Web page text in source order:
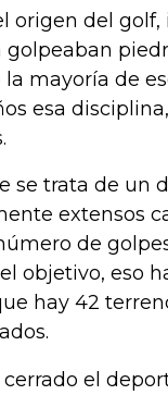
origen del golf,
mayoría de
esa
se trata de un
extensos
de
objetivo, eso
hay 42
el